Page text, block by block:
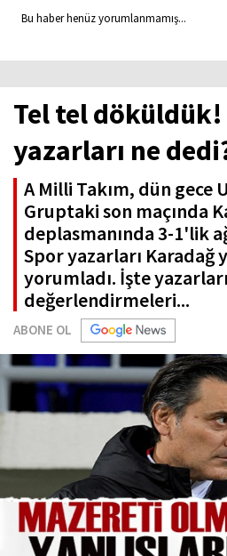
Bu haber henüz yorumlanmamış...
Tel tel
yazarları ne
A Milli Takım, dün gece
Gruptaki son maçında
deplasmanında 3-1'lik
Spor yazarları Karadağ
yorumladı. İşte
değerlendirmeleri...
ABONE OL